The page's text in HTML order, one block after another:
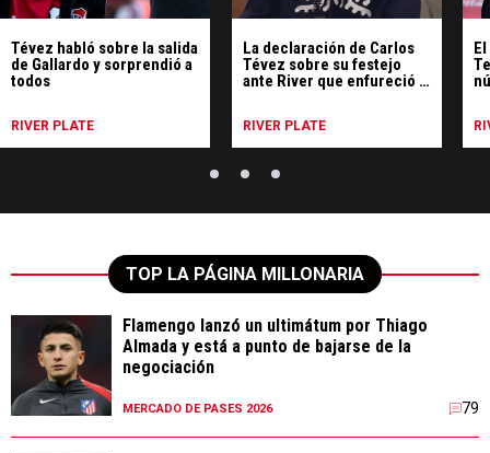
Tévez habló sobre la salida
de Gallardo y sorprendió a
todos
RIVER PLATE
La declaración de Carlos
Tévez sobre su festejo
ante River que enfureció a
RIVER PLATE
TOP LA PÁGINA MILLONARIA
Flamengo lanzó un ultimátum por Thiago
Almada y está a punto de bajarse de la
negociación
MERCADO DE PASES 2026 79